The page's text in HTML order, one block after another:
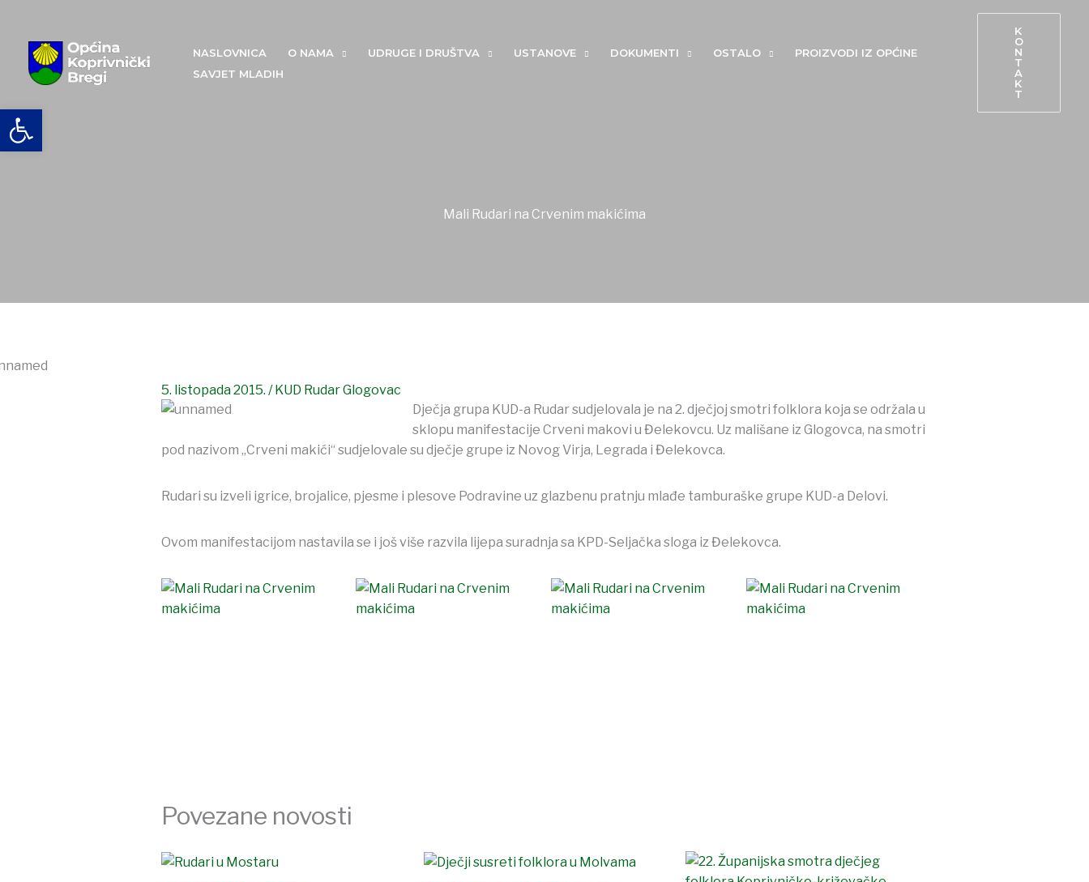
Open toolbar
content
NASLOVNICA O NAMA UDRUGE I DRUŠTVA USTANOVE DOKUMENTI OSTALO
PROIZVODI IZ OPĆINE
SAVJET MLADIH
K
O
N
T
A
K
T
Mali Rudari na Crvenim makićima
5. listopada 2015. /KUD Rudar Glogovac
Dječja grupa KUD-a Rudar sudjelovala je na 2. dječjoj smotri folklora koja se održala u
sklopu manifestacije Crveni makovi u Đelekovcu. Uz mališane iz Glogovca, na smotri
pod nazivom „Crveni makići“ sudjelovale su dječje grupe iz Novog Virja, Legrada i Đelekovca.
Rudari su izveli igrice, brojalice, pjesme i plesove Podravine uz glazbenu pratnju mlađe tamburaške grupe KUD-a Delovi.
Ovom manifestacijom nastavila se i još više razvila lijepa suradnja sa KPD-Seljačka sloga iz Đelekovca.
Povezane novosti